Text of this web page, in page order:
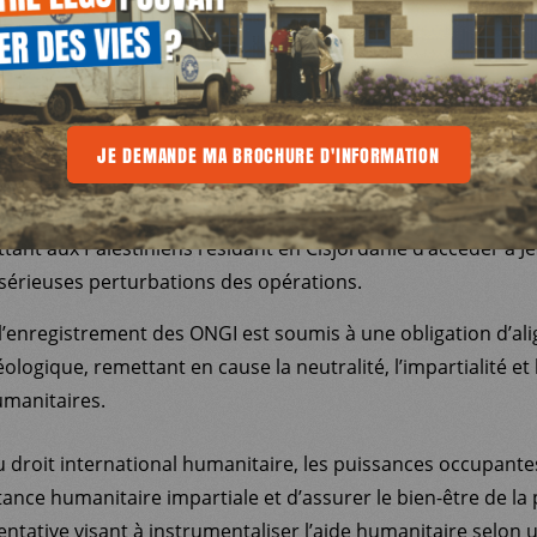
80 % sur les financements en provenance de
leur interdisant de saisir le système judiciaire israélien.
lorsqu’elles sont partenaires d’organisations
de l’aide humanitaire et de la protection des
forcés, aux démolitions ou à la violence des colons.
des visas de travail délivrés au personnel international et
aux Palestiniens résidant en Cisjordanie d’accéder à
perturbations des opérations.
des ONGI est soumis à une obligation
remettant en cause la neutralité, l’impartialité et
droit international humanitaire, les puissances
humanitaire impartiale et d’assurer le bien-être de
visant à instrumentaliser l’aide humanitaire selon
D'INFORMATION JE DEMANDE MA BROCHURE D'INFORMATION
JE DEMANDE MA BROCHURE D'INFORMATION